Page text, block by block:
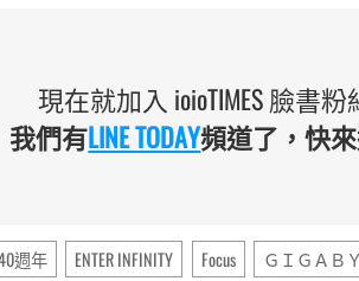
現在就加入 ioioTIMES 臉書
我們有LINE TODAY頻道了，快
週年 ENTER INFINITY Focus ＧＩＧＡＢ